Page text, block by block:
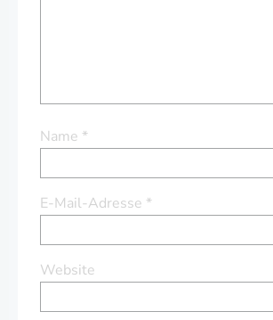
Name *
E-Mail-Adresse *
Website